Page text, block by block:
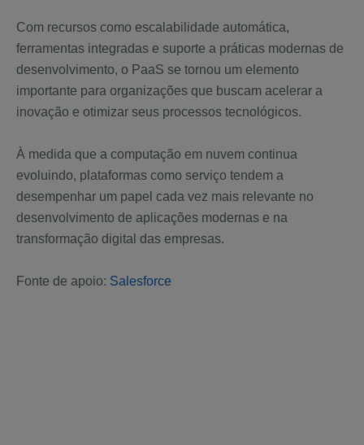
Com recursos como escalabilidade automática,
ferramentas integradas e suporte a práticas modernas de
desenvolvimento, o PaaS se tornou um elemento
importante para organizações que buscam acelerar a
inovação e otimizar seus processos tecnológicos.
À medida que a computação em nuvem continua
evoluindo, plataformas como serviço tendem a
desempenhar um papel cada vez mais relevante no
desenvolvimento de aplicações modernas e na
transformação digital das empresas.
Fonte de apoio: Salesforce